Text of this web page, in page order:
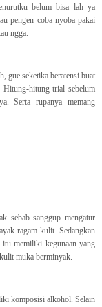
belum bisa lah ya
pengen coba-nyoba pakai
ngga.
gue seketika beratensi buat
Hitung-hitung trial sebelum
Serta rupanya memang
sebab sanggup mengatur
ragam kulit. Sedangkan
itu memiliki kegunaan yang
muka berminyak.
komposisi alkohol. Selain